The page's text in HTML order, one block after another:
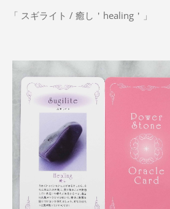
「 スギライト / 癒し＇healing＇」